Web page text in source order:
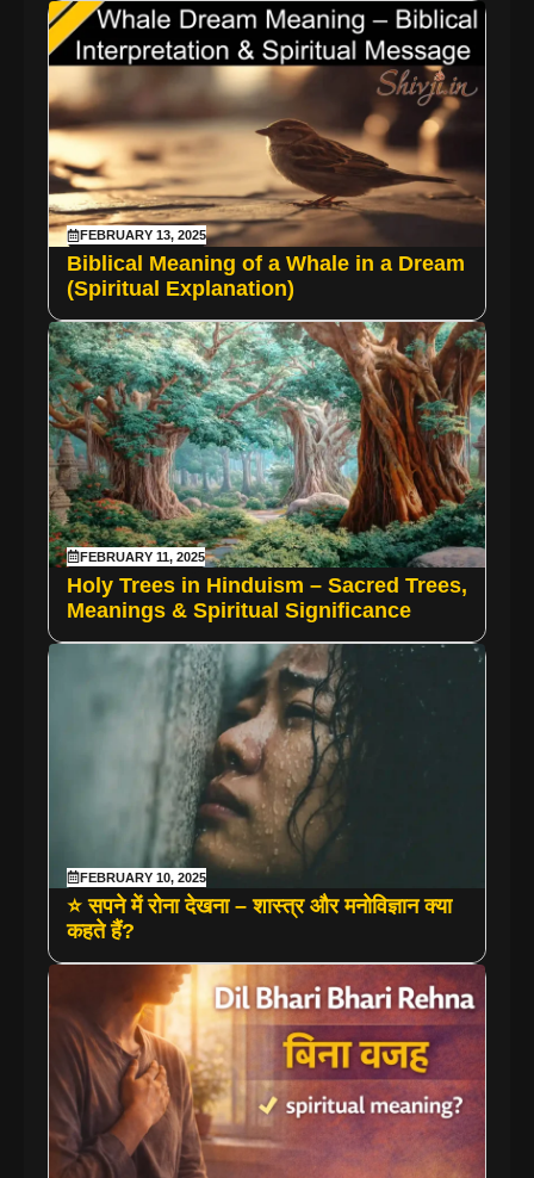
FEBRUARY 13, 2025
Biblical Meaning of a Whale in a Dream
(Spiritual Explanation)
FEBRUARY 11, 2025
Holy Trees in Hinduism – Sacred Trees,
Meanings & Spiritual Significance
FEBRUARY 10, 2025
⭐ सपने में रोना देखना – शास्त्र और मनोविज्ञान क्या
कहते हैं?